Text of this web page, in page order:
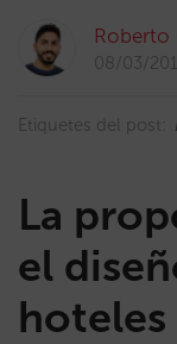
Roberto
08/03/
Etiquetes del post:
La
el
hoteles